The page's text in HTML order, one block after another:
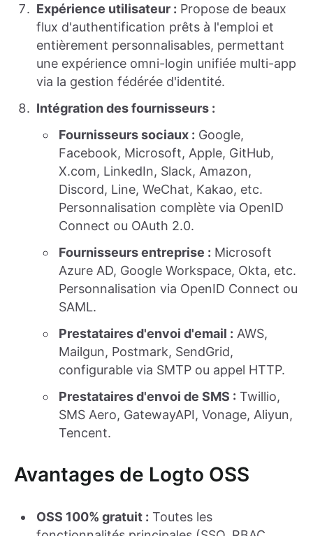
Expérience utilisateur : Propose de beaux
flux d'authentification prêts à l'emploi et
entièrement personnalisables, permettant
une expérience omni-login unifiée multi-app
via la gestion fédérée d'identité.
Intégration des fournisseurs :
Fournisseurs sociaux : Google,
Facebook, Microsoft, Apple, GitHub,
X.com, LinkedIn, Slack, Amazon,
Discord, Line, WeChat, Kakao, etc.
Personnalisation complète via OpenID
Connect ou OAuth 2.0.
Fournisseurs entreprise : Microsoft
Azure AD, Google Workspace, Okta, etc.
Personnalisation via OpenID Connect ou
SAML.
Prestataires d'envoi d'email : AWS,
Mailgun, Postmark, SendGrid,
configurable via SMTP ou appel HTTP.
Prestataires d'envoi de SMS : Twillio,
SMS Aero, GatewayAPI, Vonage, Aliyun,
Tencent.
Avantages de Logto OSS
OSS 100% gratuit : Toutes les